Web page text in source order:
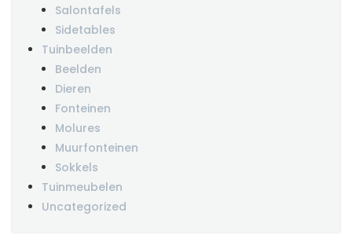
Salontafels
Sidetables
Tuinbeelden
Beelden
Dieren
Fonteinen
Molures
Muurfonteinen
Sokkels
Tuinmeubelen
Uncategorized